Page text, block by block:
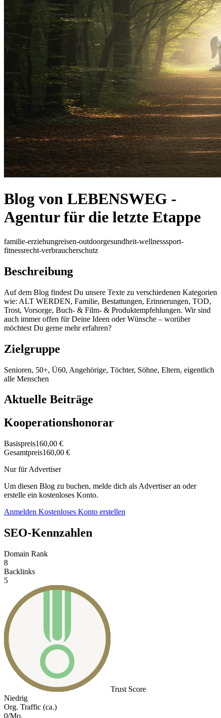
Blog von LEBENSWEG -
Agentur für die letzte Etappe
familie-erziehungreisen-outdoorgesundheit-wellnesssport-
fitnessrecht-verbraucherschutz
Beschreibung
Auf dem Blog findest Du unsere Texte zu verschiedenen Kategorien
wie: ALT WERDEN, Familie, Bestattungen, Erinnerungen, TOD,
Trost, Vorsorge, Buch- & Film- & Produktempfehlungen. Wir sind
auch immer offen für Deine Ideen oder Wünsche – worüber
möchtest Du gerne mehr erfahren?
Zielgruppe
Senioren, 50+, Ü60, Angehörige, Töchter, Söhne, Eltern, eigentlich
alle Menschen
Aktuelle Beiträge
Kooperationshonorar
Basispreis160,00 €
Gesamtpreis160,00 €
Nur für Advertiser
Um diesen Blog zu buchen, melde dich als Advertiser an oder
erstelle ein kostenloses Konto.
Anmelden Kostenloses Konto erstellen
SEO-Kennzahlen
Domain Rank
8
Backlinks
5
Trust Score
Niedrig
Org. Traffic (ca.)
0/Mo.